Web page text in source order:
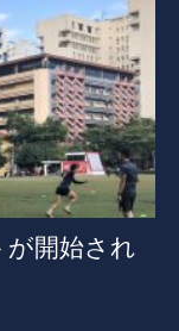
が開始され